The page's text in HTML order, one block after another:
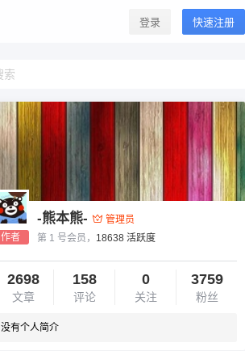
登录 快速注册
作者
-熊本熊-
管理员
第 1 号会员， 18638 活跃度
2698
文章
158
评论
0
关注
3759
粉丝
没有个人简介